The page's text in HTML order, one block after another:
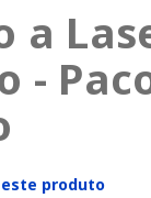
a
-
produto